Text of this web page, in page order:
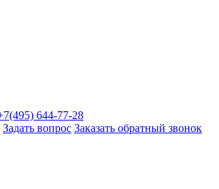
644-77-28
Задать вопрос Заказать обратный звонок